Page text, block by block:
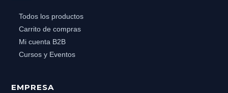
Todos los productos
Carrito de compras
Mi cuenta B2B
Cursos y Eventos
EMPRESA